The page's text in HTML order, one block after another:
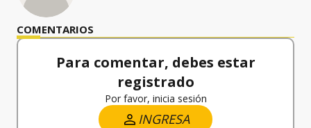
COMENTARIOS
Para comentar, debes estar
registrado
Por favor, inicia sesión
INGRESA